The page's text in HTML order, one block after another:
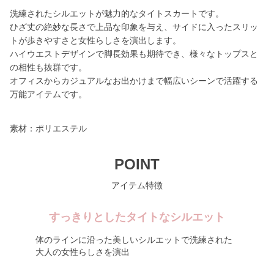
洗練されたシルエットが魅力的なタイトスカートです。
ひざ丈の絶妙な長さで上品な印象を与え、サイドに入ったスリッ
トが歩きやすさと女性らしさを演出します。
ハイウエストデザインで脚長効果も期待でき、様々なトップスと
の相性も抜群です。
オフィスからカジュアルなお出かけまで幅広いシーンで活躍する
万能アイテムです。
素材：ポリエステル
POINT
アイテム特徴
すっきりとしたタイトなシルエット
体のラインに沿った美しいシルエットで洗練された
大人の女性らしさを演出